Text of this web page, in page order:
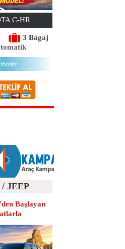
C-HR
3 Bagaj
/ JEEP
Başlayan